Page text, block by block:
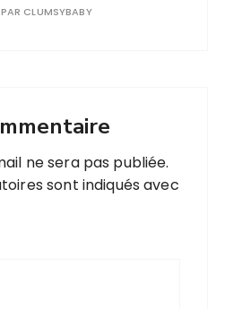
PAR CLUMSYBABY
ne sera pas publiée.
sont indiqués avec